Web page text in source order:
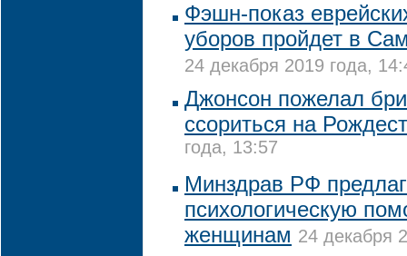
Фэшн-показ
уборов пройдет в
24 декабря 2019 года,
Джонсон пожелал
ссориться на
года, 13:57
Минздрав РФ
психологическую
женщинам 24 декабря